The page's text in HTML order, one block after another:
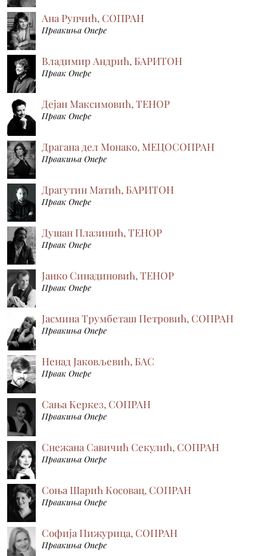
Ана Рупчић, СОПРАН
Првакиња Опере
Владимир Андрић, БАРИТОН
Првак Опере
Дејан Максимовић, ТЕНОР
Првак Опере
Драгана дел Монако, МЕЦОСОПРАН
Првакиња Опере
Драгутин Матић, БАРИТОН
Првак Опере
Душан Плазинић, ТЕНОР
Првак Опере
Јанко Синадиновић, ТЕНОР
Првак Опере
Јасмина Трумбеташ Петровић, СОПРАН
Првакиња Опере
Ненад Јаковљевић, БАС
Првак Опере
Сања Керкез, СОПРАН
Првакиња Опере
Снежана Савичић Секулић, СОПРАН
Првакиња Опере
Соња Шарић Косовац, СОПРАН
Првакиња Опере
Софија Пижурица, СОПРАН
Првакиња Опере